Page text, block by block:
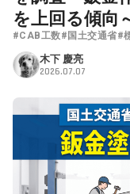
を上回る傾向
#CAB工数#国土交通省#
木下 慶亮
2026.07.07